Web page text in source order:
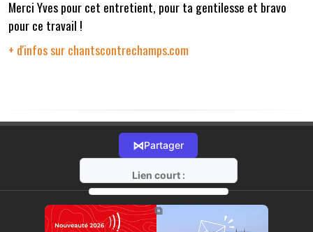
Merci Yves pour cet entretient, pour ta gentilesse et bravo
pour ce travail !
+ d'infos sur chantscontrechamps.com
⋈Partager
Lien court :
https://radio-g.fr?19865
⧉